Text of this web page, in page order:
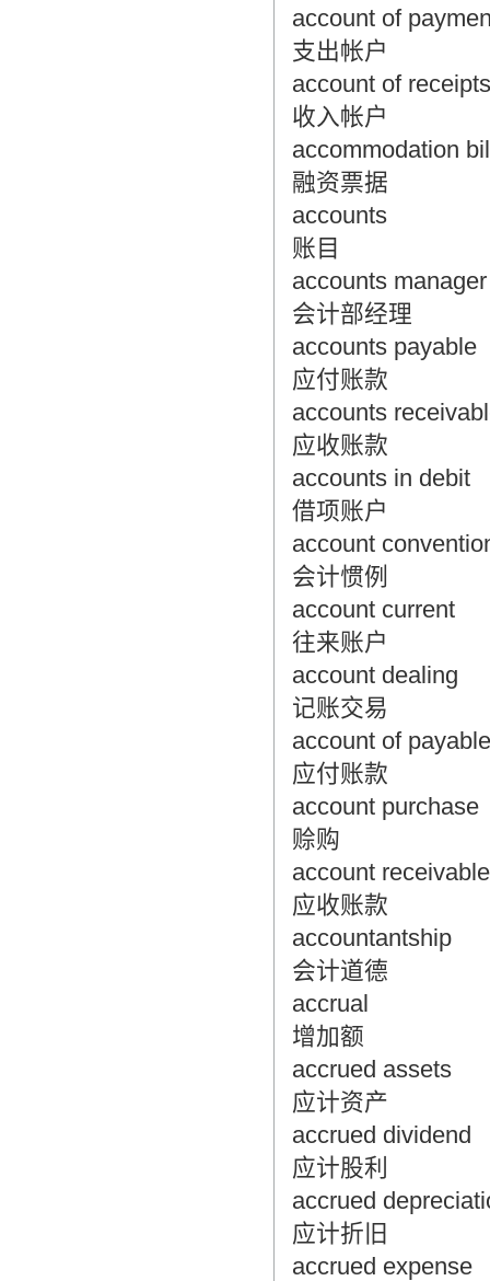
account of
支出帐户
account of receipts
收入帐户
accommodation
融资票据
accounts
账目
accounts manager
会计部经理
accounts payable
应付账款
accounts
应收账款
accounts in debit
借项账户
account
会计惯例
account current
往来账户
account dealing
记账交易
account of payable
应付账款
account purchase
赊购
account receivable
应收账款
accountantship
会计道德
accrual
增加额
accrued assets
应计资产
accrued dividend
应计股利
accrued
应计折旧
accrued expense